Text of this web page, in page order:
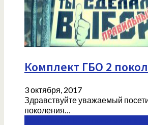
Комплект ГБО 2
3 октября, 2017
Здравствуйте уважаемый
поколения…